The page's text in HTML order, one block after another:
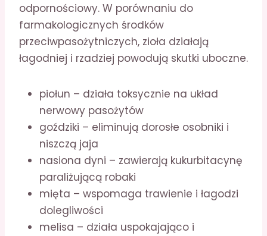
odpornościowy. W porównaniu do
farmakologicznych środków
przeciwpasożytniczych, zioła działają
łagodniej i rzadziej powodują skutki uboczne.
piołun – działa toksycznie na układ
nerwowy pasożytów
goździki – eliminują dorosłe osobniki i
niszczą jaja
nasiona dyni – zawierają kukurbitacynę
paraliżującą robaki
mięta – wspomaga trawienie i łagodzi
dolegliwości
melisa – działa uspokajająco i